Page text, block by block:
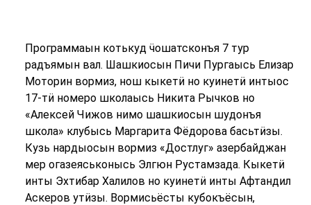
Программаын котькуд ӵошатсконъя 7 тур
радъямын вал. Шашкиосын Пичи Пургаысь Елизар
Моторин вормиз, нош кыкетӥ но куинетӥ интыос
17-тӥ номеро школаысь Никита Рычков но
«Алексей Чижов нимо шашкиосын шудонъя
школа» клубысь Маргарита Фёдорова басьтӥзы.
Кузь нардыосын вормиз «Достлуг» азербайджан
мер огазеяськонысь Элгюн Рустамзада. Кыкетӥ
инты Эхтибар Халилов но куинетӥ инты Афтандил
Аскеров утӥзы. Вормисьёсты кубокъёсын,